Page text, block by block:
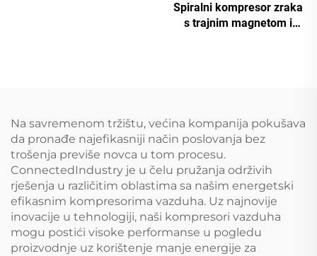
Spiralni kompresor zraka
s trajnim magnetom i
Na savremenom tržištu, većina kompanija pokušava
da pronađe najefikasniji način poslovanja bez
trošenja previše novca u tom procesu.
ConnectedIndustry je u čelu pružanja održivih
rješenja u različitim oblastima sa našim energetski
efikasnim kompresorima vazduha. Uz najnovije
inovacije u tehnologiji, naši kompresori vazduha
mogu postići visoke performanse u pogledu
proizvodnje uz korištenje manje energije za